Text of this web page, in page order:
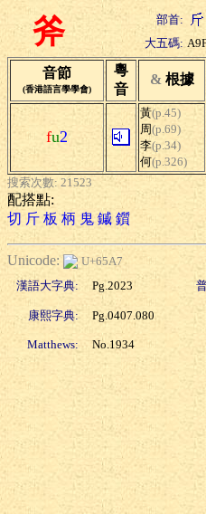
斧 部首:
大五碼:
音節
(香港語言學學會)
粵
音
& 根據
fu2
黃(p.45)
周(p.69)
李(p.34)
何(p.326)
搜索次數: 21523
配搭點:
切 斤 板 柄 鬼 鏚 鑕
Unicode:
U+65A7
漢語大字典:
Pg.2023
康熙字典: Pg.0407.080
Matthews: No.1934